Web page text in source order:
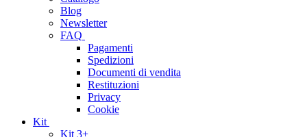
Blog
Newsletter
FAQ
Pagamenti
Spedizioni
Documenti di vendita
Restituzioni
Privacy
Cookie
Kit
Kit 3+